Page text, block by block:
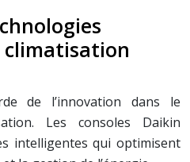
de l’innovation dans le
Les consoles Daikin
intelligentes qui optimisent